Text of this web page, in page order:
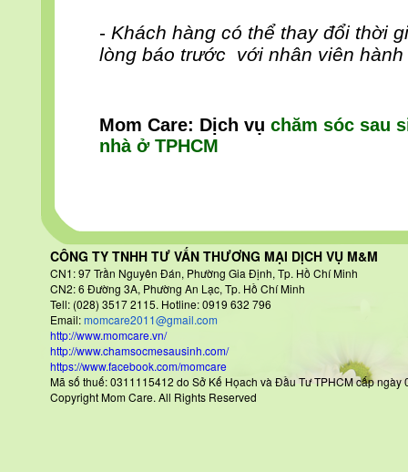
- Khách hàng có thể thay đổi thời
lòng báo trước với nhân viên hành
Mom Care: Dịch vụ chăm sóc sau
nhà ở TPHCM
CÔNG TY TNHH TƯ VẤN THƯƠNG MẠI DỊCH VỤ M&M
CN1: 97 Trần Nguyên Đán, Phường Gia Định, Tp. Hồ Chí Minh
CN2: 6 Đường 3A, Phường An Lạc, Tp. Hồ Chí Minh
Tell: (028) 3517 2115. Hotline: 0919 632 796
Email:momcare2011@gmail.com
http://www.momcare.vn/
http://www.chamsocmesausinh.com/
https://www.facebook.com/momcare
Mã số thuế: 0311115412 do Sở Kế Họach và Đầu Tư TPHCM
Copyright Mom Care. All Rights Reserved